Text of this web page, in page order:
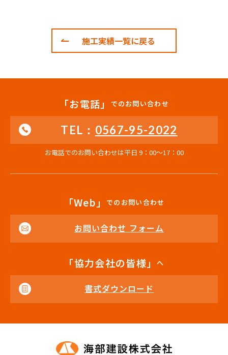
施工実績一覧に戻る
「お電話」 でのお問い合わせ
TEL： 0567-95-2022
お電話でのお問い合わせは平日 9：00〜17：00
「Web」でのお問い合わせ
お問い合わせ フォーム
「協力会社の皆様」へ
書式ダウンロード